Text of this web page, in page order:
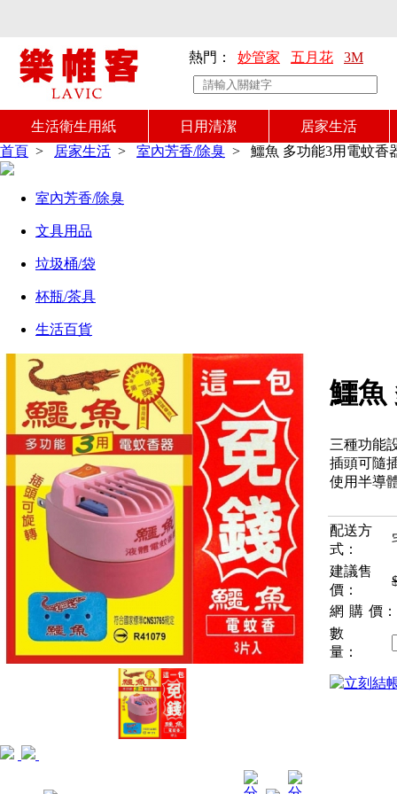
熱門： 妙管家 五月花 3M
生活衛生用紙 日用清潔
居家生活
首頁 > 居家生活 > 室內芳香/除臭 > 鱷魚 多功能3用電蚊香
室內芳香/除臭
文具用品
垃圾桶/袋
杯瓶/茶具
生活百貨
鱷魚
三種功能
插頭可隨
使用半導
配送方
式：
建議售
價：
網購 價：
數
量：